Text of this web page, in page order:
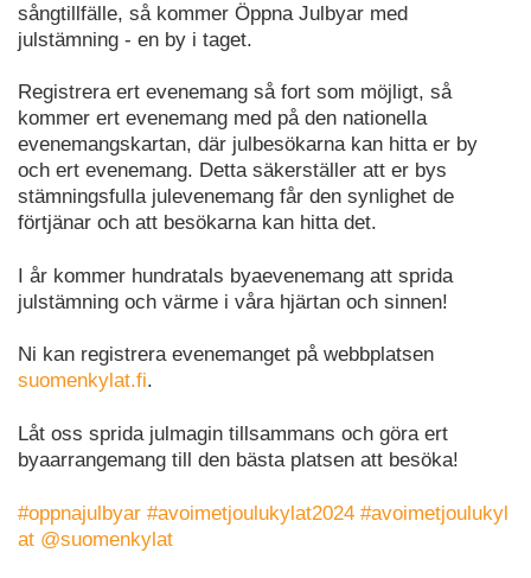
sångtillfälle, så kommer Öppna Julbyar med
julstämning - en by i taget.
Registrera ert evenemang så fort som möjligt, så
kommer ert evenemang med på den nationella
evenemangskartan, där julbesökarna kan hitta er by
och ert evenemang. Detta säkerställer att er bys
stämningsfulla julevenemang får den synlighet de
förtjänar och att besökarna kan hitta det.
I år kommer hundratals byaevenemang att sprida
julstämning och värme i våra hjärtan och sinnen!
Ni kan registrera evenemanget på webbplatsen
suomenkylat.fi.
Låt oss sprida julmagin tillsammans och göra ert
byaarrangemang till den bästa platsen att besöka!
#oppnajulbyar #avoimetjoulukylat2024 #avoimetjoulukyl
at @suomenkylat